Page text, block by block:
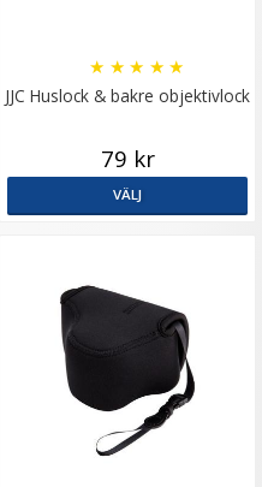
JJC Huslock & bakre objektivlock
★ ★ ★ ★ ★
79 kr
VÄLJ